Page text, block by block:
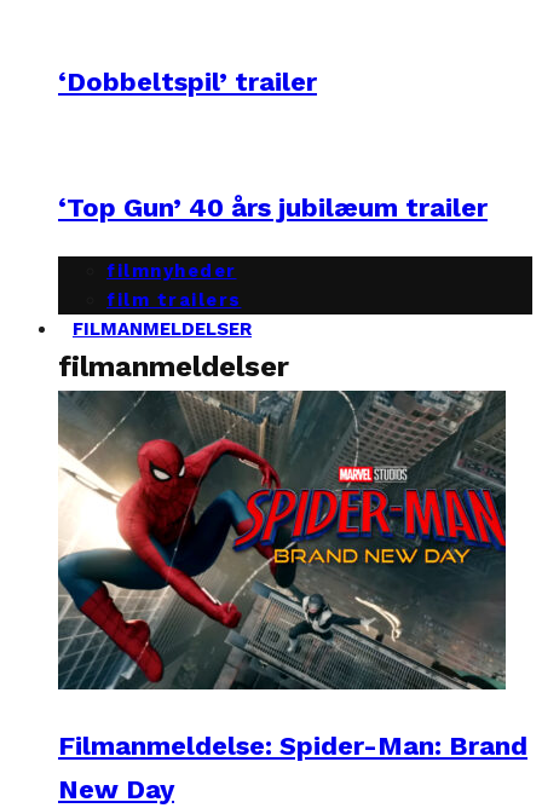
‘Dobbeltspil’ trailer
‘Top Gun’ 40 års jubilæum trailer
filmnyheder
film trailers
FILMANMELDELSER
filmanmeldelser
Filmanmeldelse: Spider-Man: Brand
New Day